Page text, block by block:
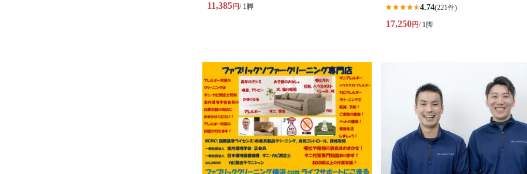
11,385円/ 1脚
4.74(221件)
17,250円/ 1脚